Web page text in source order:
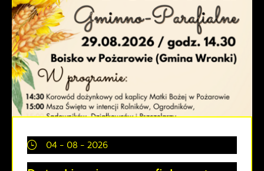
04 - 08 - 2026